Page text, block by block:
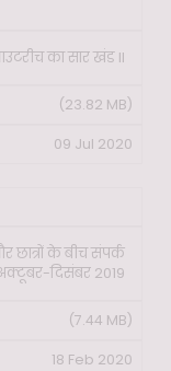
का सार खंड II
(23.82 MB)
09 Jul 2020
छात्रों के बीच संपर्क
दिसंबर 2019
(7.44 MB)
18 Feb 2020